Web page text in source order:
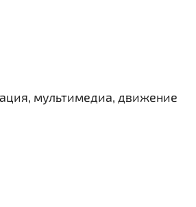
мультимедиа, движение